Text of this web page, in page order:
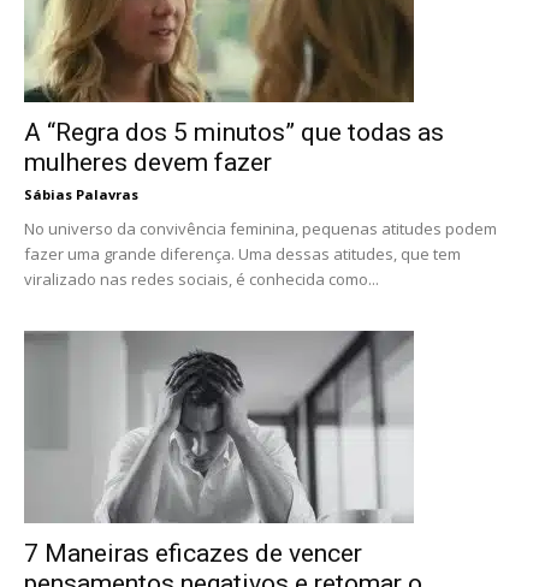
A “Regra dos 5 minutos” que todas as
mulheres devem fazer
Sábias Palavras
No universo da convivência feminina, pequenas atitudes podem
fazer uma grande diferença. Uma dessas atitudes, que tem
viralizado nas redes sociais, é conhecida como...
7 Maneiras eficazes de vencer